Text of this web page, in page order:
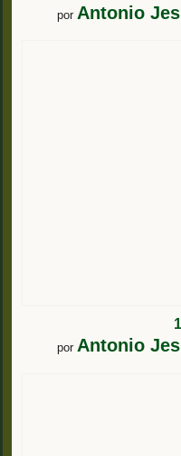
por Antonio
por Antonio